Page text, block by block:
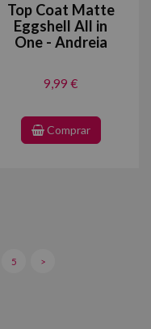
Top Coat Matte
Eggshell All in
One - Andreia
9,99 €
Comprar
5 >